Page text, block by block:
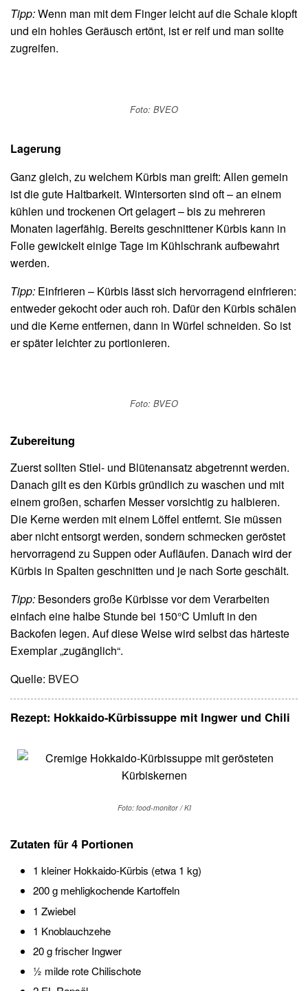
Tipp:Wenn man mit dem Finger leicht auf die Schale klopft
und ein hohles Geräusch ertönt, ist er reif und man sollte
zugreifen.
Foto: BVEO
Lagerung
Ganz gleich, zu welchem Kürbis man greift: Allen gemein
ist die gute Haltbarkeit. Wintersorten sind oft – an einem
kühlen und trockenen Ort gelagert – bis zu mehreren
Monaten lagerfähig. Bereits geschnittener Kürbis kann in
Folie gewickelt einige Tage im Kühlschrank aufbewahrt
werden.
Tipp: Einfrieren – Kürbis lässt sich hervorragend einfrieren:
entweder gekocht oder auch roh. Dafür den Kürbis schälen
und die Kerne entfernen, dann in Würfel schneiden. So ist
er später leichter zu portionieren.
Foto: BVEO
Zubereitung
Zuerst sollten Stiel- und Blütenansatz abgetrennt werden.
Danach gilt es den Kürbis gründlich zu waschen und mit
einem großen, scharfen Messer vorsichtig zu halbieren.
Die Kerne werden mit einem Löffel entfernt. Sie müssen
aber nicht entsorgt werden, sondern schmecken geröstet
hervorragend zu Suppen oder Aufläufen. Danach wird der
Kürbis in Spalten geschnitten und je nach Sorte geschält.
Tipp: Besonders große Kürbisse vor dem Verarbeiten
einfach eine halbe Stunde bei 150°C Umluft in den
Backofen legen. Auf diese Weise wird selbst das härteste
Exemplar „zugänglich“.
Quelle: BVEO
Rezept: Hokkaido-Kürbissuppe mit Ingwer und Chili
Foto: food-monitor / KI
Zutaten für 4 Portionen
1 kleiner Hokkaido-Kürbis (etwa 1 kg)
200 g mehligkochende Kartoffeln
1 Zwiebel
1 Knoblauchzehe
20 g frischer Ingwer
½ milde rote Chilischote